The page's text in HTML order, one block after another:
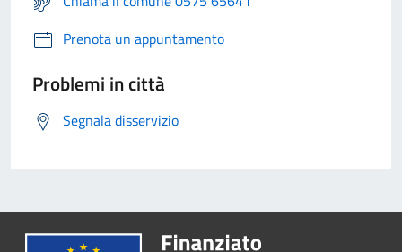
Prenota un appuntamento
Problemi in città
Segnala disservizio